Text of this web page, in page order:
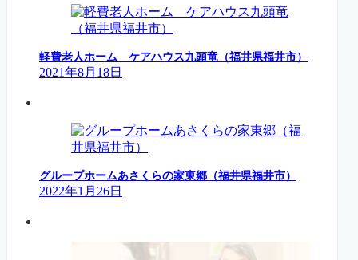
軽費老人ホーム ケアハウス九頭竜（福井県福井市）
2021年8月18日
グループホームあさくらの家東郷（福井県福井市）
2022年1月26日